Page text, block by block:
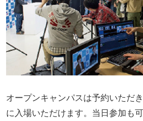
オープンキャンパスは予約いただ
に入場いただけます。当日参加も